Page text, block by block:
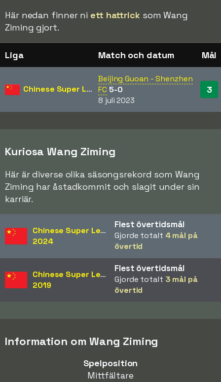
Här nedan finner ni ett hattricksom Wang
Ziming gjort.
Liga Match och datum Mål
Chinese Super League
Beijing Guoan - Shenzhen
FC 5-0
8 juli 2023
3
Kuriosa Wang Ziming
Här är diverse olika säsongsrekord som Wang
Ziming har åstadkommit och slagit under sin
karriär.
Chinese Super League
2024
Flest övertidsmål
Gjorde totalt 4 mål på
övertid
Chinese Super League
2019
Flest övertidsmål
Gjorde totalt 3 mål på
övertid
Information om Wang Ziming
Spelposition
Mittfältare